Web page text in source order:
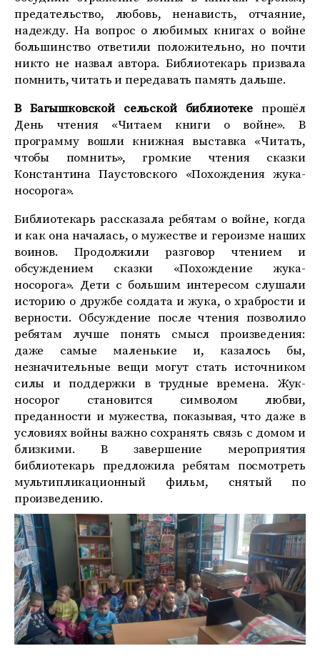
предательство, любовь, ненависть, отчаяние,
надежду. На вопрос о любимых книгах о войне
большинство ответили положительно, но почти
никто не назвал автора. Библиотекарь призвала
помнить, читать и передавать память дальше.
В Багышковской сельской библиотекепрошёл
День чтения «Читаем книги о войне». В
программу вошли книжная выставка «Читать,
чтобы помнить», громкие чтения сказки
Константина Паустовского «Похождения жука-
носорога».
Библиотекарь рассказала ребятам о войне, когда
и как она началась, о мужестве и героизме наших
воинов. Продолжили разговор чтением и
обсуждением сказки «Похождение жука-
носорога». Дети с большим интересом слушали
историю о дружбе солдата и жука, о храбрости и
верности. Обсуждение после чтения позволило
ребятам лучше понять смысл произведения:
даже самые маленькие и, казалось бы,
незначительные вещи могут стать источником
силы и поддержки в трудные времена. Жук-
носорог становится символом любви,
преданности и мужества, показывая, что даже в
условиях войны важно сохранять связь с домом и
близкими. В завершение мероприятия
библиотекарь предложила ребятам посмотреть
мультипликационный фильм, снятый по
произведению.